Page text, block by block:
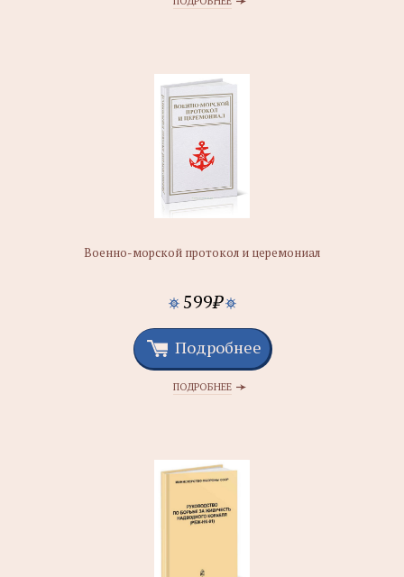
Военно-морской протокол и церемониал
599₽
Подробнее
ПОДРОБНЕЕ